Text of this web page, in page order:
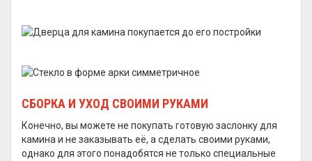
СБОРКА И УХОД СВОИМИ РУКАМИ
Конечно, вы можете не покупать готовую заслонку для
камина и не заказывать её, а сделать своими руками,
однако для этого понадобятся не только специальные